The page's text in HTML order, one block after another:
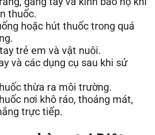
thuốc.
hoặc hút thuốc trong quá
trẻ em và vật nuôi.
và các dụng cụ sau khi sử
thừa ra môi trường.
nơi khô ráo, thoáng mát,
trực tiếp.